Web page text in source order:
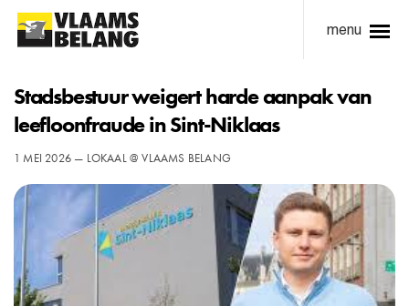
menu
Stadsbestuur weigert harde aanpak van
leefloonfraude in Sint-Niklaas
1 MEI 2026 — LOKAAL @ VLAAMS BELANG